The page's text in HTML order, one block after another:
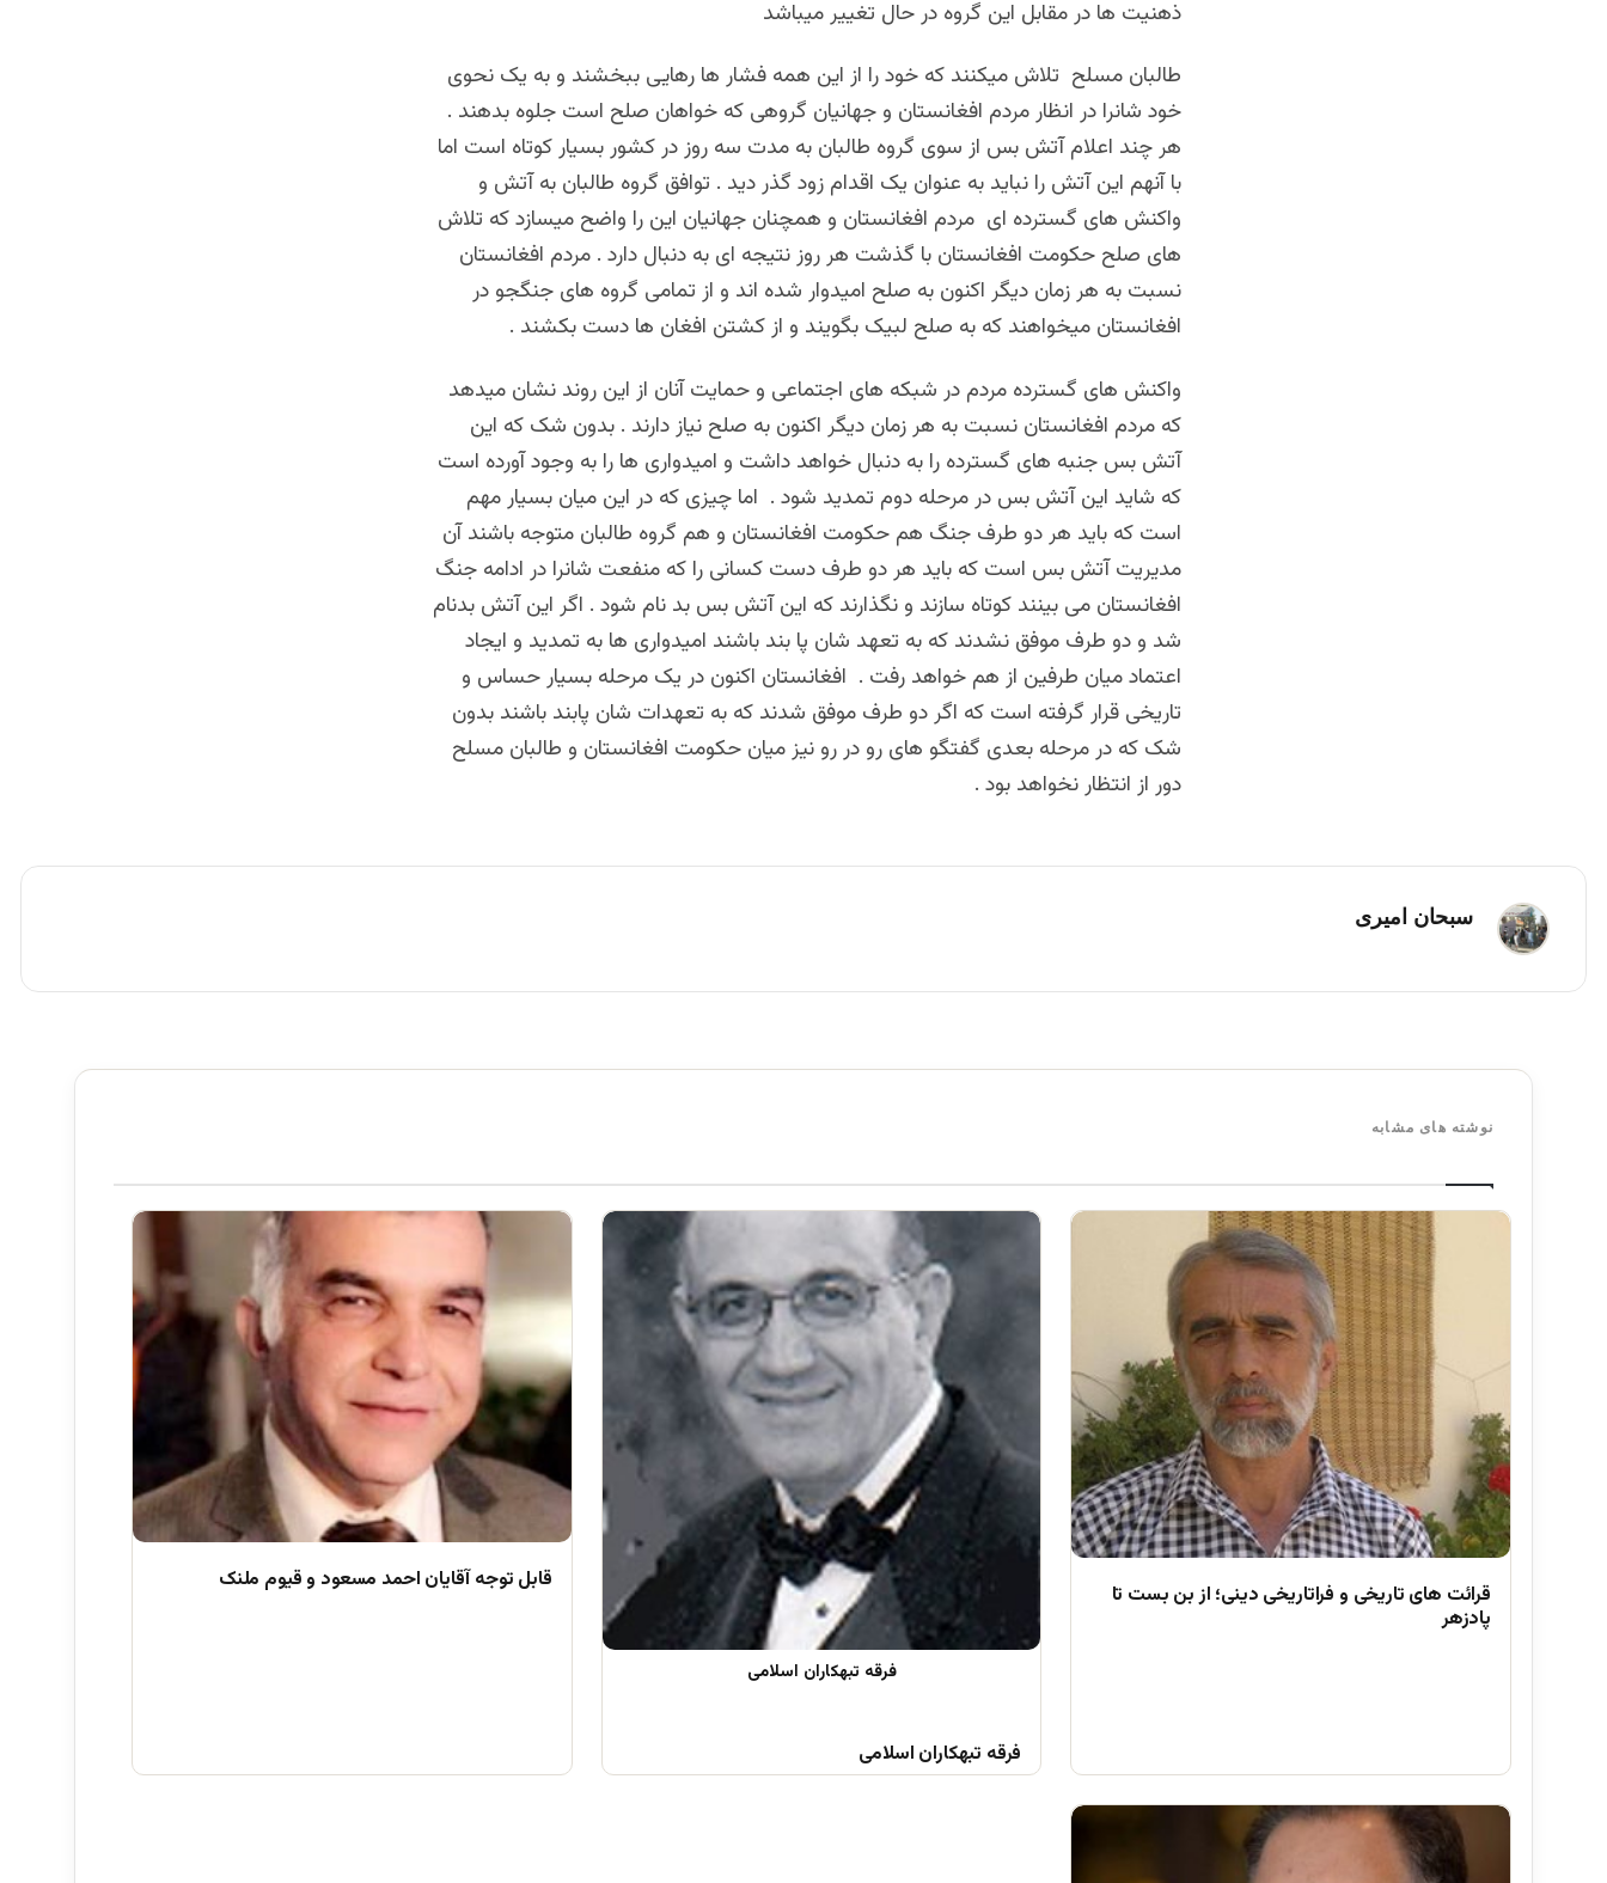
ذهنیت ها در مقابل این گروه در حال تغییر میباشد
طالبان مسلح تلاش میکنند که خود را از این همه فشار ها رهایی ببخشند و به یک نحوی
خود شانرا در انظار مردم افغانستان و جهانیان گروهی که خواهان صلح است جلوه بدهند .
هر چند اعلام آتش بس از سوی گروه طالبان به مدت سه روز در کشور بسیار کوتاه است اما
با آنهم این آتش را نباید به عنوان یک اقدام زود گذر دید . توافق گروه طالبان به آتش و
واکنش های گسترده ای مردم افغانستان و همچنان جهانیان این را واضح میسازد که تلاش
های صلح حکومت افغانستان با گذشت هر روز نتیجه ای به دنبال دارد . مردم افغانستان
نسبت به هر زمان دیگر اکنون به صلح امیدوار شده اند و از تمامی گروه های جنگجو در
افغانستان میخواهند که به صلح لبیک بگویند و از کشتن افغان ها دست بکشند .
واکنش های گسترده مردم در شبکه های اجتماعی و حمایت آنان از این روند نشان میدهد
که مردم افغانستان نسبت به هر زمان دیگر اکنون به صلح نیاز دارند . بدون شک که این
آتش بس جنبه های گسترده را به دنبال خواهد داشت و امیدواری ها را به وجود آورده است
که شاید این آتش بس در مرحله دوم تمدید شود . اما چیزی که در این میان بسیار مهم
است که باید هر دو طرف جنگ هم حکومت افغانستان و هم گروه طالبان متوجه باشند آن
مدیریت آتش بس است که باید هر دو طرف دست کسانی را که منفعت شانرا در ادامه جنگ
افغانستان می بینند کوتاه سازند و نگذارند که این آتش بس بد نام شود . اگر این آتش بدنام
شد و دو طرف موفق نشدند که به تعهد شان پا بند باشند امیدواری ها به تمدید و ایجاد
اعتماد میان طرفین از هم خواهد رفت . افغانستان اکنون در یک مرحله بسیار حساس و
تاریخی قرار گرفته است که اگر دو طرف موفق شدند که به تعهدات شان پابند باشند بدون
شک که در مرحله بعدی گفتگو های رو در رو نیز میان حکومت افغانستان و طالبان مسلح
دور از انتظار نخواهد بود .
سبحان امیری
نوشته های مشابه
قرائت های تاریخی و فراتاریخی دینی؛ از بن بست تا
پادزهر
فرقه تبهکاران اسلامی
قابل توجه آقایان احمد مسعود و قیوم ملنک